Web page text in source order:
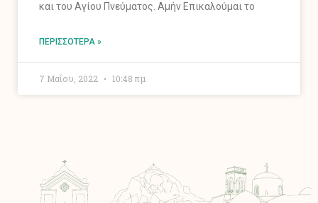
και του Αγίου Πνεύματος. Αμήν Επικαλούμαι το
ΠΕΡΙΣΣΌΤΕΡΑ »
7 Μαΐου, 2022 10:48 πμ